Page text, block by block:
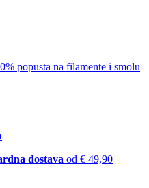
popusta na filamente i smolu
dostava od € 49,90